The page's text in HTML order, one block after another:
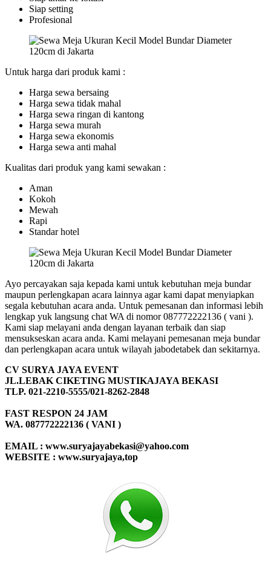
Siap setting
Profesional
Untuk harga dari produk kami :
Harga sewa bersaing
Harga sewa tidak mahal
Harga sewa ringan di kantong
Harga sewa murah
Harga sewa ekonomis
Harga sewa anti mahal
Kualitas dari produk yang kami sewakan :
Aman
Kokoh
Mewah
Rapi
Standar hotel
Ayo percayakan saja kepada kami untuk kebutuhan meja bundar
maupun perlengkapan acara lainnya agar kami dapat menyiapkan
segala kebutuhan acara anda. Untuk pemesanan dan informasi lebih
lengkap yuk langsung chat WA di nomor 087772222136 ( vani ).
Kami siap melayani anda dengan layanan terbaik dan siap
mensukseskan acara anda. Kami melayani pemesanan meja bundar
dan perlengkapan acara untuk wilayah jabodetabek dan sekitarnya.
CV SURYA JAYA EVENT
JL.LEBAK CIKETING MUSTIKAJAYA BEKASI
TLP. 021-2210-5555/021-8262-2848
FAST RESPON 24 JAM
WA. 087772222136 ( VANI )
EMAIL : www.suryajayabekasi@yahoo.com
WEBSITE : www.suryajaya,top